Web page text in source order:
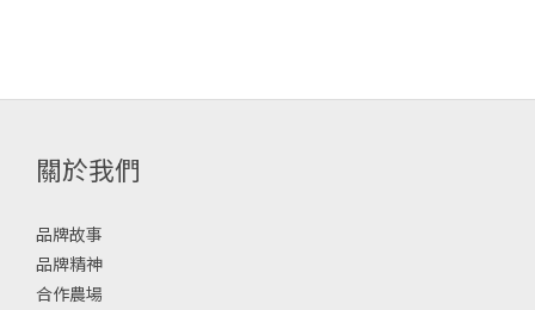
關於我們
品牌故事
品牌精神
合作農場